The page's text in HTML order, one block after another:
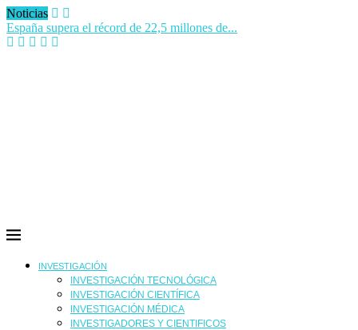
Noticias
España supera el récord de 22,5 millones de...
Silvia Intxaurrondo: “Se está normalizando que alguien mienta,...
La creación anual de empleo extranjero supera por...
El diagnóstico y tratamiento del dolor agudo y...
Dos meses sin hacer horas extra en 17...
SALVAR LA SANIDAD PÚBLICA
Woven City: la ciudad inteligente de Japón donde...
La sexualidad no entiende de edades
INVESTIGACIÓN
INVESTIGACIÓN TECNOLÓGICA
INVESTIGACIÓN CIENTÍFICA
INVESTIGACIÓN MÉDICA
INVESTIGADORES Y CIENTIFICOS